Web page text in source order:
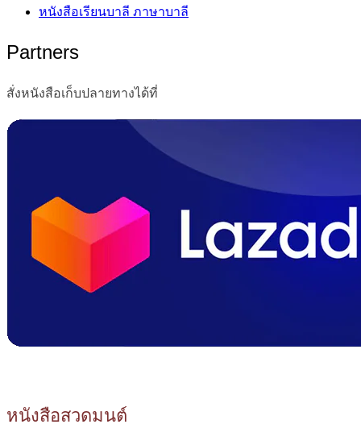
หนังสือเรียนบาลี ภาษาบาลี
Partners
สั่งหนังสือเก็บปลายทางได้ที่
หนังสือสวดมนต์